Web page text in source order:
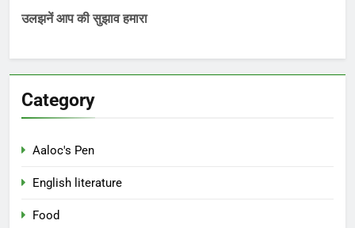
उलझनें आप की सुझाव हमारा
Category
Aaloc's Pen
English literature
Food